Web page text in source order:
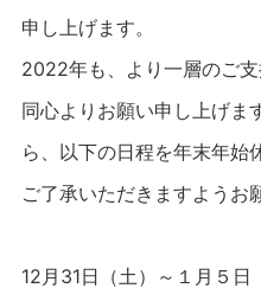
申し上げます。
2022年も、より一層のご
同心よりお願い申し上げま
ら、以下の日程を年末年始
ご了承いただきますようお
12月31日（土）～１月５日